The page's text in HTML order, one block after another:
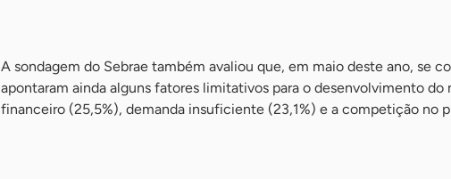
A sondagem do Sebrae também avaliou que, em maio deste ano, se
apontaram ainda alguns fatores limitativos para o desenvolvimento
financeiro (25,5%), demanda insuficiente (23,1%) e a competição no